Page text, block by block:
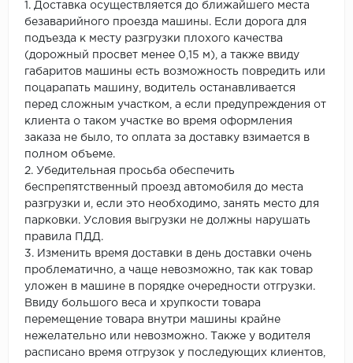
1. Доставка осуществляется до ближайшего места
безаварийного проезда машины. Если дорога для
подъезда к месту разгрузки плохого качества
(дорожный просвет менее 0,15 м), а также ввиду
габаритов машины есть возможность повредить или
поцарапать машину, водитель останавливается
перед сложным участком, а если предупреждения от
клиента о таком участке во время оформления
заказа не было, то оплата за доставку взимается в
полном объеме.
2. Убедительная просьба обеспечить
беспрепятственный проезд автомобиля до места
разгрузки и, если это необходимо, занять место для
парковки. Условия выгрузки не должны нарушать
правила ПДД.
3. Изменить время доставки в день доставки очень
проблематично, а чаще невозможно, так как товар
уложен в машине в порядке очередности отгрузки.
Ввиду большого веса и хрупкости товара
перемещение товара внутри машины крайне
нежелательно или невозможно. Также у водителя
расписано время отгрузок у последующих клиентов,